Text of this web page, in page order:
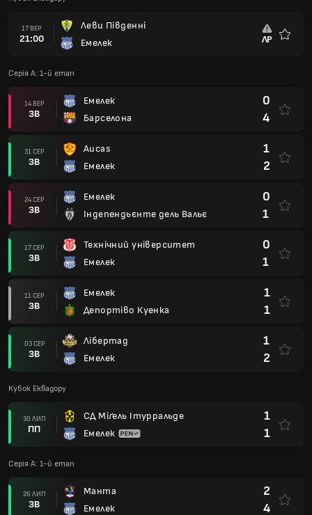
17 ВЕР
21:00
Леви Південні
Емелек
ЛР
Серія А: 1-й етап
14 ВЕР
ЗВ
Емелек
Барселона
0
4
31 СЕР
ЗВ
Aucas
Емелек
1
2
24 СЕР
ЗВ
Емелек
Індепендьєнте дель Вальє
0
1
17 СЕР
ЗВ
Технічний університет
Емелек
0
1
11 СЕР
ЗВ
Емелек
Депортіво Куенка
1
1
03 СЕР
ЗВ
Лібертад
Емелек
1
2
Кубок Еквадору
30 ЛИП
ПП
СД Міґель Ітурральде
Емелек
1
1
Серія А: 1-й етап
26 ЛИП
ЗВ
Манта
Емелек
2
4